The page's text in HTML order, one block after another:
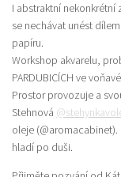
I abstraktní
se nechávat unést
papíru.
Workshop akvarelu,
PARDUBICÍCH ve
Prostor provozuje a
Stehnová
oleje
hladí po duši.